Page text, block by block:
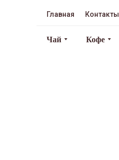
Контакты
Чай Кофе
Главная